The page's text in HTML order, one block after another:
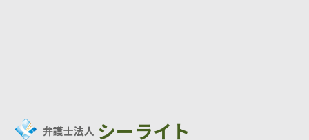
弁護士法人 シーライト